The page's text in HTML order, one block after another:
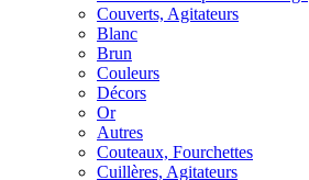
Couverts, Agitateurs
Blanc
Brun
Couleurs
Décors
Or
Autres
Couteaux, Fourchettes
Cuillères, Agitateurs